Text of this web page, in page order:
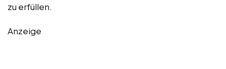
zu erfüllen.
Anzeige